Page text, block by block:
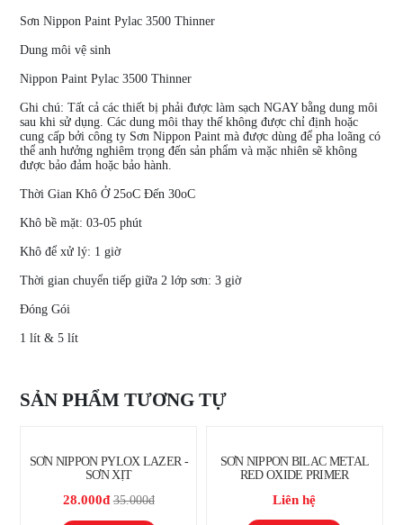
Sơn Nippon Paint Pylac 3500 Thinner
Dung môi vệ sinh
Nippon Paint Pylac 3500 Thinner
Ghi chú: Tất cả các thiết bị phải được làm sạch NGAY bằng dung môi
sau khi sử dụng. Các dung môi thay thế không được chỉ định hoặc
cung cấp bởi công ty Sơn Nippon Paint mà được dùng để pha loãng có
thể anh hưởng nghiêm trọng đến sản phẩm và mặc nhiên sẽ không
được bảo đảm hoặc bảo hành.
Thời Gian Khô Ở 25oC Đến 30oC
Khô bề mặt: 03-05 phút
Khô để xử lý: 1 giờ
Thời gian chuyển tiếp giữa 2 lớp sơn: 3 giờ
Đóng Gói
1 lít & 5 lít
SẢN PHẨM TƯƠNG TỰ
SƠN NIPPON PYLOX LAZER -
SƠN XỊT
28.000đ 35.000đ
SƠN NIPPON BILAC METAL
RED OXIDE PRIMER
Liên hệ